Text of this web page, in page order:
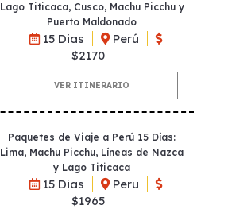
Lago Titicaca, Cusco, Machu Picchu y
Puerto Maldonado
15 Dias
Perú
$2170
VER ITINERARIO
Paquetes de Viaje a Perú 15 Días:
Lima, Machu Picchu, Líneas de Nazca
y Lago Titicaca
15 Dias
Peru
$1965